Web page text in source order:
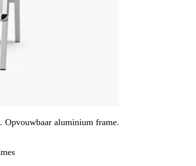
Opvouwbaar aluminium frame.